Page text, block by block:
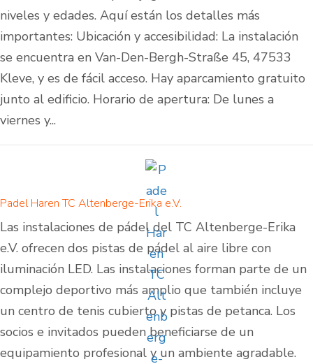
niveles y edades. Aquí están los detalles más
importantes: Ubicación y accesibilidad: La instalación
se encuentra en Van-Den-Bergh-Straße 45, 47533
Kleve, y es de fácil acceso. Hay aparcamiento gratuito
junto al edificio. Horario de apertura: De lunes a
viernes y...
Padel Haren TC Altenberge-Erika e.V.
Las instalaciones de pádel del TC Altenberge-Erika
e.V. ofrecen dos pistas de pádel al aire libre con
iluminación LED. Las instalaciones forman parte de un
complejo deportivo más amplio que también incluye
un centro de tenis cubierto y pistas de petanca. Los
socios e invitados pueden beneficiarse de un
equipamiento profesional y un ambiente agradable.